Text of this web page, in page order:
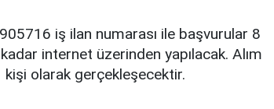
iş ilan numarası ile başvurular 8
internet üzerinden yapılacak. Alım
olarak gerçekleşecektir.